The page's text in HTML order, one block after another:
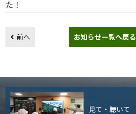
た！
前へ お知らせ一覧へ戻る
見て・聴いて